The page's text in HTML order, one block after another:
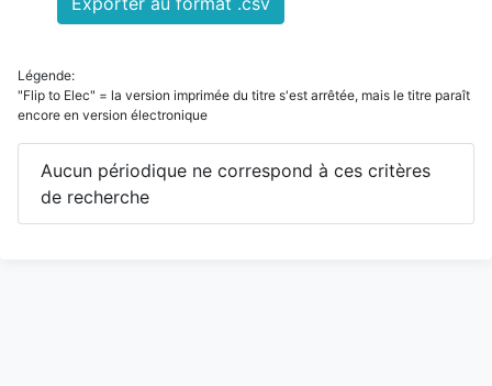
Légende:
"Flip to Elec" = la version imprimée du titre s'est arrêtée, mais le titre paraît
encore en version électronique
Aucun périodique ne correspond à ces critères
de recherche